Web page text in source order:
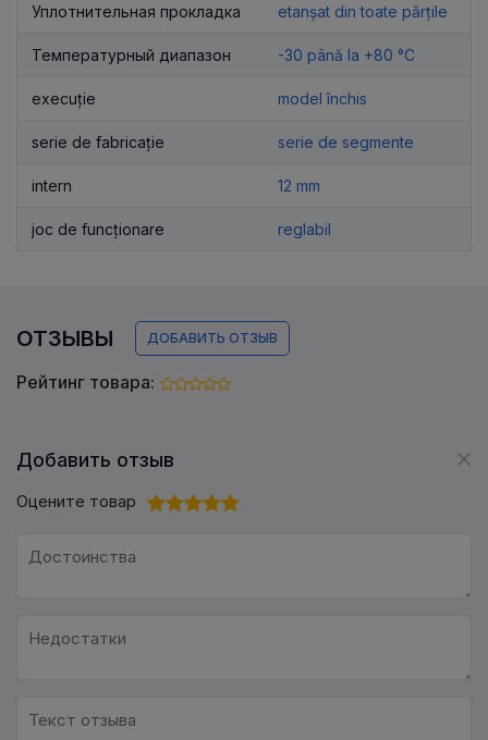
Уплотнительная прокладка etanșat din toate părțile
Температурный диапазон -30 până la +80 °C
execuție model închis
serie de fabricație serie de segmente
intern 12 mm
joc de funcționare reglabil
ОТЗЫВЫ ДОБАВИТЬ ОТЗЫВ
Рейтинг товара:
Добавить отзыв
Оцените товар